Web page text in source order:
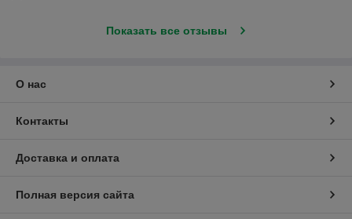
Показать все отзывы
О нас
Контакты
Доставка и оплата
Полная версия сайта